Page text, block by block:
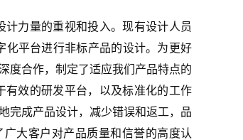
计力量的重视和投入。现有设计人员
化平台进行非标产品的设计。为更好
度合作，制定了适应我们产品特点的
效的研发平台，以及标准化的工作
完成产品设计，减少错误和返工，品
大客户对产品质量和信誉的高度认